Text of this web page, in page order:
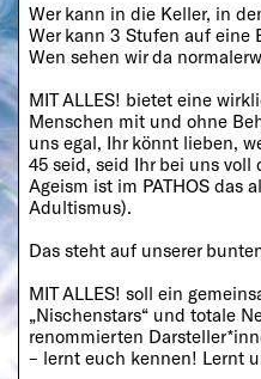
Wer kann in die Keller, in
Wer kann 3 Stufen auf eine
Wen sehen wir da
MIT ALLES! bietet eine
Menschen mit und ohne
uns egal, Ihr könnt lieben,
45 seid, seid Ihr bei uns voll
Ageism ist im PATHOS das
Adultismus).
Das steht auf unserer
MIT ALLES! soll ein
„Nischenstars“ und totale
renommierten
– lernt euch kennen! Lernt